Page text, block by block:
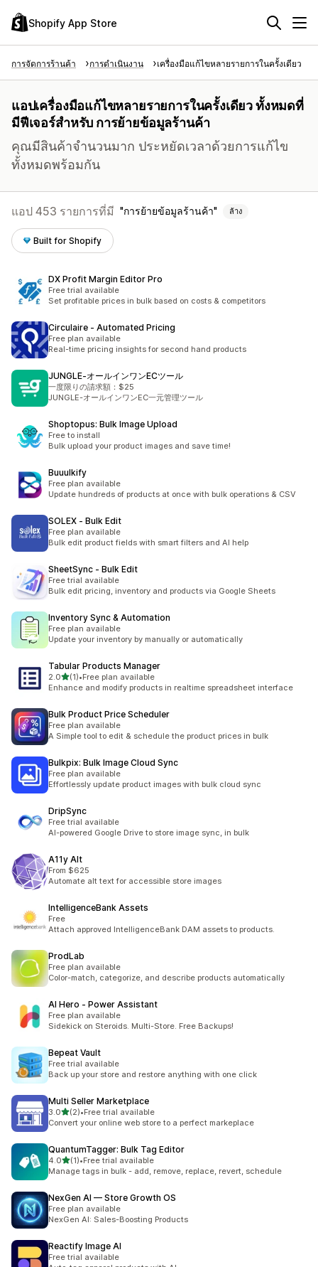
Shopify App Store
การจัดการร้านค้า การดำเนินงาน เครื่องมือแก้ไขหลายรายการในครั้งเดียว
แอปเครื่องมือแก้ไขหลายรายการในครั้งเดียว ทั้งหมดที่
มีฟีเจอร์สำหรับ การย้ายข้อมูลร้านค้า
คุณมีสินค้าจำนวนมาก ประหยัดเวลาด้วยการแก้ไข
ทั้งหมดพร้อมกัน
แอป 453 รายการที่มี การย้ายข้อมูลร้านค้า ล้าง
Built for Shopify
DX Profit Margin Editor Pro
Free trial available
Set profitable prices in bulk based on costs & competitors
Circulaire ‑ Automated Pricing
Free plan available
Real-time pricing insights for second hand products
JUNGLE‑オールインワンECツール
一度限りの請求額：$25
JUNGLE-オールインワンEC一元管理ツール
Shoptopus: Bulk Image Upload
Free to install
Bulk upload your product images and save time!
Buuulkify
Free plan available
Update hundreds of products at once with bulk operations & CSV
SOLEX ‑ Bulk Edit
Free plan available
Bulk edit product fields with smart filters and AI help
SheetSync ‑ Bulk Edit
Free trial available
Bulk edit pricing, inventory and products via Google Sheets
Inventory Sync & Automation
Free plan available
Update your inventory by manually or automatically
Tabular Products Manager
2.0เต็ม 5 ดาว
(1)
ทั้งหมด 1 รีวิว
•Free plan available
Enhance and modify products in realtime spreadsheet interface
Bulk Product Price Scheduler
Free plan available
A Simple tool to edit & schedule the product prices in bulk
Bulkpix: Bulk Image Cloud Sync
Free plan available
Effortlessly update product images with bulk cloud sync
DripSync
Free trial available
AI-powered Google Drive to store image sync, in bulk
A11y Alt
From $625
Automate alt text for accessible store images
IntelligenceBank Assets
Free
Attach approved IntelligenceBank DAM assets to products.
ProdLab
Free plan available
Color-match, categorize, and describe products automatically
AI Hero ‑ Power Assistant
Free plan available
Sidekick on Steroids. Multi-Store. Free Backups!
Bepeat Vault
Free trial available
Back up your store and restore anything with one click
Multi Seller Marketplace
3.0เต็ม 5 ดาว
(2)
ทั้งหมด 2 รีวิว
•Free trial available
Convert your online web store to a perfect markeplace
QuantumTagger: Bulk Tag Editor
4.0เต็ม 5 ดาว
(1)
ทั้งหมด 1 รีวิว
•Free trial available
Manage tags in bulk - add, remove, replace, revert, schedule
NexGen AI — Store Growth OS
Free plan available
NexGen AI: Sales-Boosting Products
Reactify Image AI
Free trial available